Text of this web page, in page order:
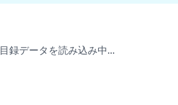
目録データを読み込み中...